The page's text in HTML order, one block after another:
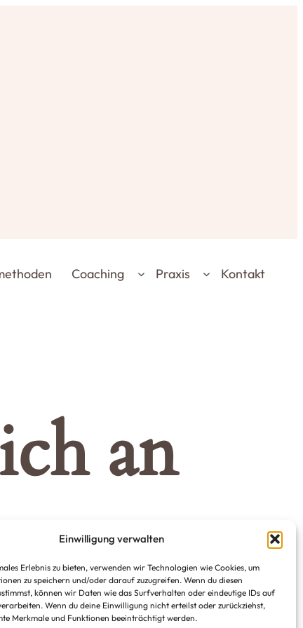
Einwilligung verwalten
Erlebnis zu bieten, verwenden wir Technologien wie Cookies, um
zu speichern und/oder darauf zuzugreifen. Wenn du diesen
können wir Daten wie das Surfverhalten oder eindeutige IDs auf
Wenn du deine Einwilligung nicht erteilst oder zurückziehst,
Merkmale und Funktionen beeinträchtigt werden.
Coaching Praxis Kontakt
an
veröffentlicht!